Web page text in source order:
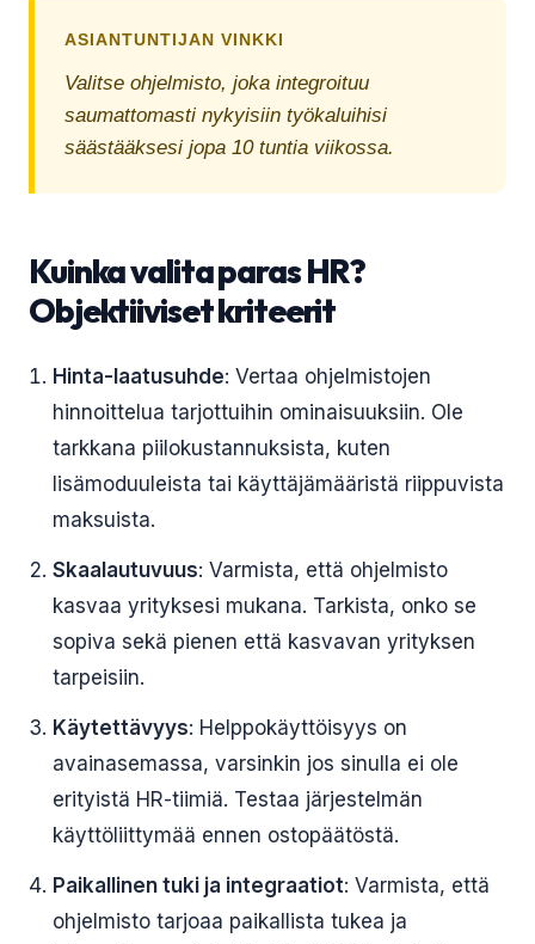
ASIANTUNTIJAN VINKKI
Valitse ohjelmisto, joka integroituu
saumattomasti nykyisiin työkaluihisi
säästääksesi jopa 10 tuntia viikossa.
Kuinka valita paras HR?
Objektiiviset kriteerit
Hinta-laatusuhde: Vertaa ohjelmistojen
hinnoittelua tarjottuihin ominaisuuksiin. Ole
tarkkana piilokustannuksista, kuten
lisämoduuleista tai käyttäjämääristä riippuvista
maksuista.
Skaalautuvuus: Varmista, että ohjelmisto
kasvaa yrityksesi mukana. Tarkista, onko se
sopiva sekä pienen että kasvavan yrityksen
tarpeisiin.
Käytettävyys: Helppokäyttöisyys on
avainasemassa, varsinkin jos sinulla ei ole
erityistä HR-tiimiä. Testaa järjestelmän
käyttöliittymää ennen ostopäätöstä.
Paikallinen tuki ja integraatiot: Varmista, että
ohjelmisto tarjoaa paikallista tukea ja